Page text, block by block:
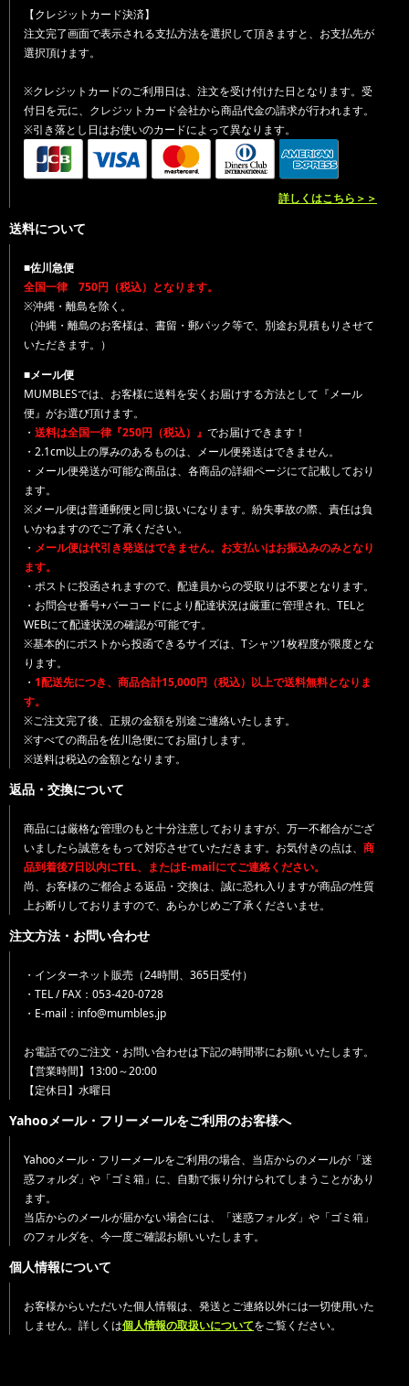
【クレジットカード決済】
注文完了画面で表示される支払方法を選択して頂きますと、お支払先が
選択頂けます。
※クレジットカードのご利用日は、注文を受け付けた日となります。受
付日を元に、クレジットカード会社から商品代金の請求が行われます。
※引き落とし日はお使いのカードによって異なります。
詳しくはこちら＞＞
送料について
■佐川急便
全国一律 750円（税込）となります。
※沖縄・離島を除く。
（沖縄・離島のお客様は、書留・郵パック等で、別途お見積もりさせて
いただきます。）
■メール便
MUMBLESでは、お客様に送料を安くお届けする方法として『メール
便』がお選び頂けます。
・ 送料は全国一律『250円（税込）』 でお届けできます！
・2.1cm以上の厚みのあるものは、メール便発送はできません。
・メール便発送が可能な商品は、各商品の詳細ページにて記載しており
ます。
※メール便は普通郵便と同じ扱いになります。紛失事故の際、責任は負
いかねますのでご了承ください。
・ メール便は代引き発送はできません。お支払いはお振込みのみとなり
ます。
・ポストに投函されますので、配達員からの受取りは不要となります。
・お問合せ番号+バーコードにより配達状況は厳重に管理され、TELと
WEBにて配達状況の確認が可能です。
※基本的にポストから投函できるサイズは、Tシャツ1枚程度が限度とな
ります。
・ 1配送先につき、商品合計15,000円（税込）以上で送料無料となりま
す。
※ご注文完了後、正規の金額を別途ご連絡いたします。
※すべての商品を佐川急便にてお届けします。
※送料は税込の金額となります。
返品・交換について
商品には厳格な管理のもと十分注意しておりますが、万一不都合がござ
いましたら誠意をもって対応させていただきます。お気付きの点は、 商
品到着後7日以内にTEL、またはE-mailにてご連絡ください。
尚、お客様のご都合よる返品・交換は、誠に恐れ入りますが商品の性質
上お断りしておりますので、あらかじめご了承くださいませ。
注文方法・お問い合わせ
・インターネット販売（24時間、365日受付）
・TEL / FAX：053-420-0728
・E-mail：info@mumbles.jp
お電話でのご注文・お問い合わせは下記の時間帯にお願いいたします。
【営業時間】13:00～20:00
【定休日】水曜日
Yahooメール・フリーメールをご利用のお客様へ
Yahooメール・フリーメールをご利用の場合、当店からのメールが「迷
惑フォルダ」や「ゴミ箱」に、自動で振り分けられてしまうことがあり
ます。
当店からのメールが届かない場合には、「迷惑フォルダ」や「ゴミ箱」
のフォルダを、今一度ご確認お願いいたします。
個人情報について
お客様からいただいた個人情報は、発送とご連絡以外には一切使用いた
しません。詳しくは個人情報の取扱いについてをご覧ください。